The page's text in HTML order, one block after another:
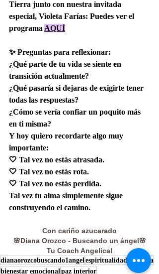
Tierra junto con nuestra invitada
especial, Violeta Farías: Puedes ver el
programa AQUÍ
✨ Preguntas para reflexionar:
¿Qué parte de tu vida se siente en
transición actualmente?
¿Qué pasaría si dejaras de exigirte tener
todas las respuestas?
¿Cómo se vería confiar un poquito más
en ti misma?
Y hoy quiero recordarte algo muy
importante:
🤍 Tal vez no estás atrasada.
🤍 Tal vez no estás rota.
🤍 Tal vez no estás perdida.
Tal vez tu alma simplemente sigue
construyendo el camino.
Con cariño azucarado
🌸Diana Orozco - Buscando un ángel🌸
Tu Coach Angelical
dianaorozcobuscando1angelespiritualidad practica
bienestar emocionalpaz interior